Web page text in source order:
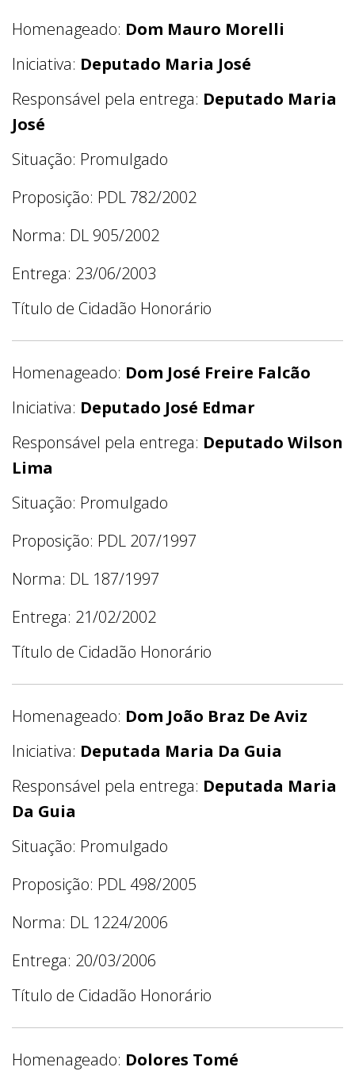
Homenageado: Dom Mauro Morelli
Iniciativa: Deputado Maria José
Responsável pela entrega: Deputado Maria
José
Situação: Promulgado
Proposição: PDL 782/2002
Norma: DL 905/2002
Entrega: 23/06/2003
Título de Cidadão Honorário
Homenageado: Dom José Freire Falcão
Iniciativa: Deputado José Edmar
Responsável pela entrega: Deputado Wilson
Lima
Situação: Promulgado
Proposição: PDL 207/1997
Norma: DL 187/1997
Entrega: 21/02/2002
Título de Cidadão Honorário
Homenageado: Dom João Braz De Aviz
Iniciativa: Deputada Maria Da Guia
Responsável pela entrega: Deputada Maria
Da Guia
Situação: Promulgado
Proposição: PDL 498/2005
Norma: DL 1224/2006
Entrega: 20/03/2006
Título de Cidadão Honorário
Homenageado: Dolores Tomé